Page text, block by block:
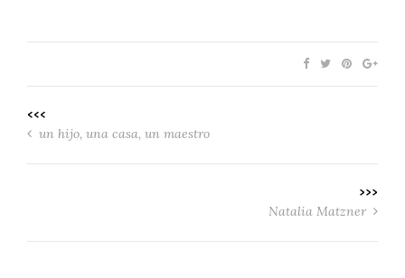
<<<
un hijo, una casa, un maestro
>>>
Natalia Matzner